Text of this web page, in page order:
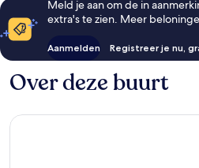
Meld je aan om de in
extra's te zien. Meer
Aanmelden Registreer je nu,
Over deze buurt